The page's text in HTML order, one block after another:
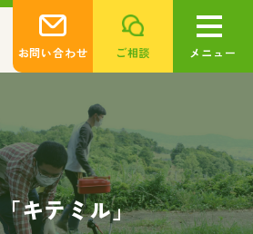
お問い合わせ ご相談 メニュー
キテミル」